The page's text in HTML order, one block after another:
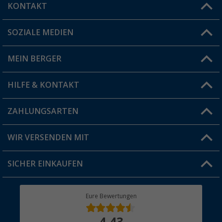
KONTAKT
Du hast eine Frage?
Filiale finden
SOZIALE MEDIEN
MEIN BERGER
Vorteilskarte
Blog
Jobs & Karriere
HILFE & KONTAKT
FAQ & Kontakt
Versandinformationen
Rücksendung
ZAHLUNGSARTEN
WIR VERSENDEN MIT
SICHER EINKAUFEN
Eure Bewertungen